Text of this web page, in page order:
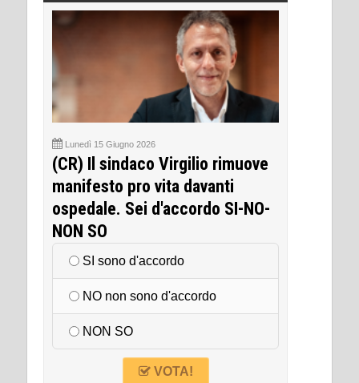
Lunedì 15 Giugno 2026
(CR) Il sindaco Virgilio rimuove
manifesto pro vita davanti
ospedale. Sei d'accordo SI-NO-
NON SO
SI sono d'accordo
NO non sono d'accordo
NON SO
VOTA!